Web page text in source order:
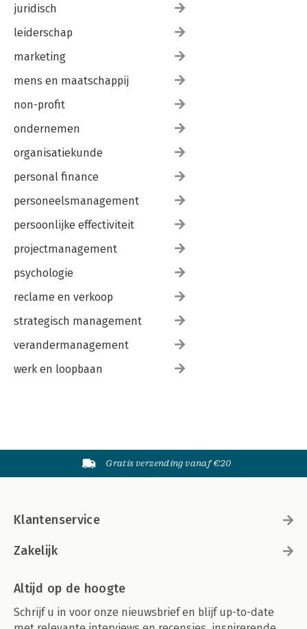
juridisch
leiderschap
marketing
mens en maatschappij
non-profit
ondernemen
organisatiekunde
personal finance
personeelsmanagement
persoonlijke effectiviteit
projectmanagement
psychologie
reclame en verkoop
strategisch management
verandermanagement
werk en loopbaan
Gratis verzending vanaf €20
Klantenservice
Zakelijk
Altijd op de hoogte
Schrijf u in voor onze nieuwsbrief en blijf up-to-date